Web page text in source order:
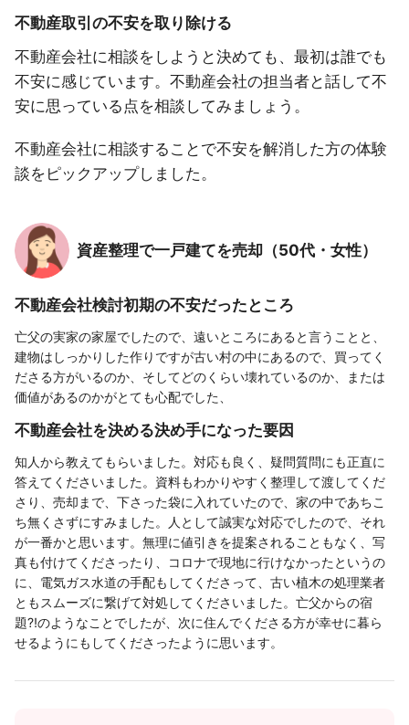
不動産取引の不安を取り除ける
不動産会社に相談をしようと決めても、最初は誰でも
不安に感じています。不動産会社の担当者と話して不
安に思っている点を相談してみましょう。
不動産会社に相談することで不安を解消した方の体験
談をピックアップしました。
資産整理で一戸建てを売却（50代・女性）
不動産会社検討初期の不安だったところ
亡父の実家の家屋でしたので、遠いところにあると言うことと、
建物はしっかりした作りですが古い村の中にあるので、買ってく
ださる方がいるのか、そしてどのくらい壊れているのか、または
価値があるのかがとても心配でした、
不動産会社を決める決め手になった要因
知人から教えてもらいました。対応も良く、疑問質問にも正直に
答えてくださいました。資料もわかりやすく整理して渡してくだ
さり、売却まで、下さった袋に入れていたので、家の中であちこ
ち無くさずにすみました。人として誠実な対応でしたので、それ
が一番かと思います。無理に値引きを提案されることもなく、写
真も付けてくださったり、コロナで現地に行けなかったというの
に、電気ガス水道の手配もしてくださって、古い植木の処理業者
ともスムーズに繋げて対処してくださいました。亡父からの宿
題⁈のようなことでしたが、次に住んでくださる方が幸せに暮ら
せるようにもしてくださったように思います。